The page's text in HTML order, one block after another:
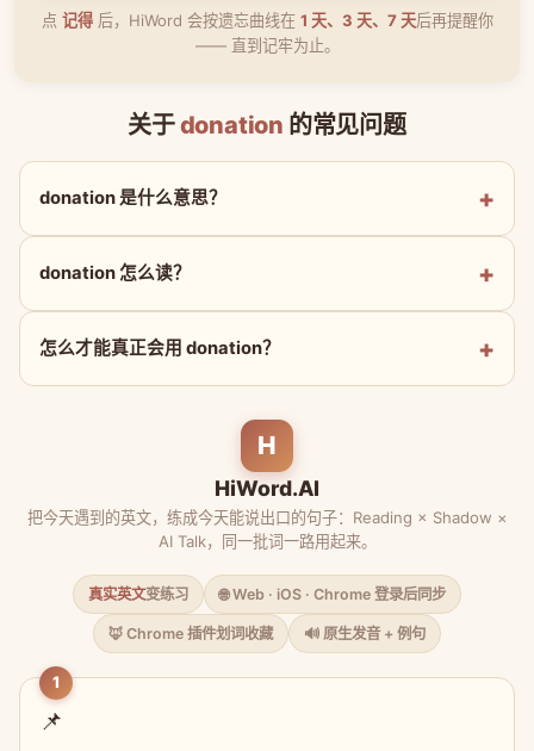
点 记得后，HiWord 会按遗忘曲线在 1 天、3 天、7 天后再提醒你
—— 直到记牢为止。
关于donation 的常见问题
donation 是什么意思？
donation 怎么读？
怎么才能真正会用 donation？
H
HiWord.AI
把今天遇到的英文，练成今天能说出口的句子：Reading × Shadow ×
AI Talk，同一批词一路用起来。
真实英文变练习 🌐 Web · iOS · Chrome 登录后同步
🦊 Chrome 插件划词收藏 🔊 原生发音 + 例句
1
📌